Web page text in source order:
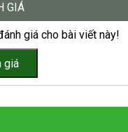
GIÁ
giá cho bài viết này!